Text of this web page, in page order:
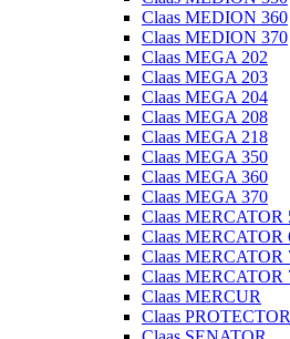
Claas MEDION 360
Claas MEDION 370
Claas MEGA 202
Claas MEGA 203
Claas MEGA 204
Claas MEGA 208
Claas MEGA 218
Claas MEGA 350
Claas MEGA 360
Claas MEGA 370
Claas MERCATOR
Claas MERCATOR
Claas MERCATOR
Claas MERCATOR
Claas MERCUR
Claas PROTECTOR